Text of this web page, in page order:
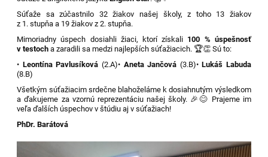
Súťaže sa zúčastnilo 32 žiakov našej školy, z toho 13 žiakov
z 1. stupňa a 19 žiakov z 2. stupňa.
Mimoriadny úspech dosiahli žiaci, ktorí získali 100 % úspešnosť
v testoch a zaradili sa medzi najlepších súťažiacich. 🏆👏 Sú to:
• Leontína Pavlusíková (2.A)• Aneta Jančová (3.B)•Lukáš Labuda
(8.B)
Všetkým súťažiacim srdečne blahoželáme k dosiahnutým výsledkom
a ďakujeme za vzornú reprezentáciu našej školy. 🎉😊 Prajeme im
veľa ďalších úspechov v štúdiu aj v súťažiach!
PhDr. Barátová